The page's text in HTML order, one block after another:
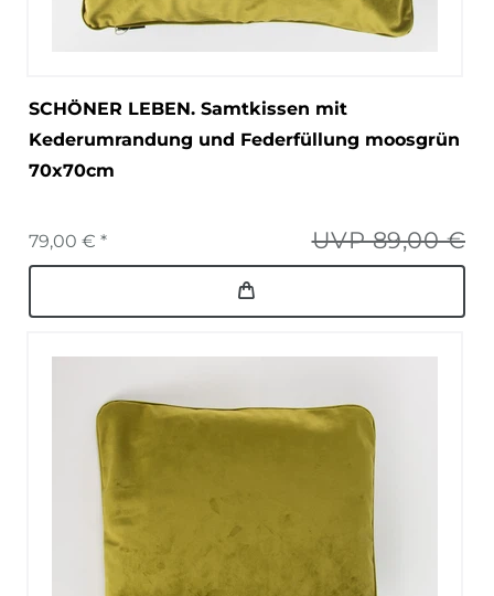
SCHÖNER LEBEN. Samtkissen mit
Kederumrandung und Federfüllung moosgrün
70x70cm
UVP 89,00 €
79,00 € *